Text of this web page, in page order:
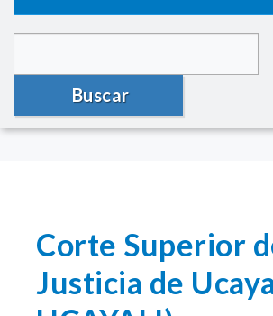
Buscar
Corte Superior
Justicia de